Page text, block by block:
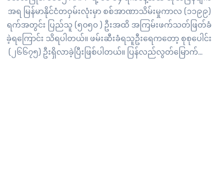
အရ မြန်မာနိုင်ငံတဝှမ်းလုံးမှာ စစ်အာဏာသိမ်းမှုကာလ (၁၁၉၉)
ရက်အတွင်း ပြည်သူ (၅၀၅၀ ) ဦးအထိ အကြမ်းဖက်သတ်ဖြတ်ခံ
ခဲ့ရကြောင်း သိရပါတယ်။ ဖမ်းဆီးခံရသူဦးရေကတော့ စုစုပေါင်း
(၂၆၆၇၅) ဦးရှိလာခဲ့ပြီးဖြစ်ပါတယ်။ ပြန်လည်လွတ်မြောက်လာ